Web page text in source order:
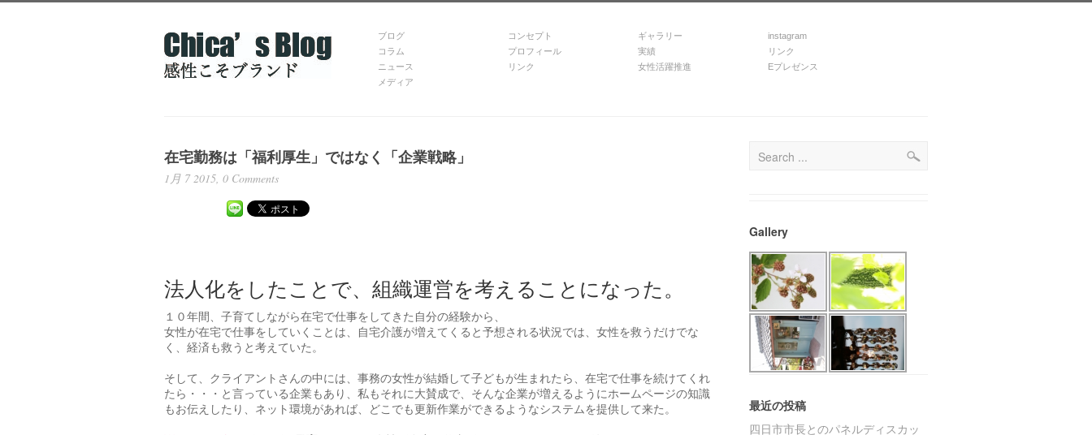
ブログ
コラム
ニュース
メディア
コンセプト
プロフィール
リンク
ギャラリー
実績
女性活躍推進
instagram
リンク
Eプレゼンス
在宅勤務は「福利厚生」ではなく「企業戦略」
1月 7 2015, 0 Comments
法人化をしたことで、組織運営を考えることになった。
１０年間、子育てしながら在宅で仕事をしてきた自分の経験から、
女性が在宅で仕事をしていくことは、自宅介護が増えてくると予想される状況では、女性を救うだけでな
く、経済も救うと考えていた。
そして、クライアントさんの中には、事務の女性が結婚して子どもが生まれたら、在宅で仕事を続けてくれ
たら・・・と言っている企業もあり、私もそれに大賛成で、そんな企業が増えるようにホームページの知識
もお伝えしたり、ネット環境があれば、どこでも更新作業ができるようなシステムを提供して来た。
Gallery
最近の投稿
四日市市長とのパネルディスカッ